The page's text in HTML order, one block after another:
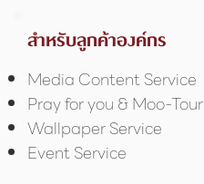
สำหรับลูกค้าองค์กร
Media Content Service
Pray for you & Moo-Tour
Wallpaper Service
Event Service ​ ​​